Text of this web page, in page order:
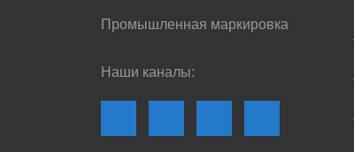
Промышленная маркировка
Наши каналы: